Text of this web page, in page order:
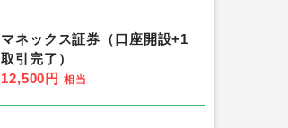
マネックス証券（口座開設+1
取引完了）
12,500円 相当